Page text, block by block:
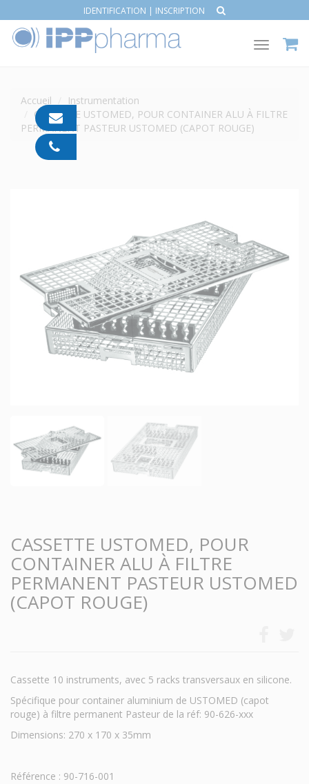
IDENTIFICATION | INSCRIPTION
Toggle
Accueil
Instrumentation
CASSETTE USTOMED, POUR CONTAINER ALU À FILTRE
PERMANENT PASTEUR USTOMED (CAPOT ROUGE)
CASSETTE USTOMED, POUR
CONTAINER ALU À FILTRE
PERMANENT PASTEUR USTOMED
(CAPOT ROUGE)
Cassette 10 instruments, avec 5 racks transversaux en silicone.
Spécifique pour container aluminium de USTOMED (capot
rouge) à filtre permanent Pasteur de la réf: 90-626-xxx
Dimensions: 270 x 170 x 35mm
Référence : 90-716-001
contact@ipp-
pharma.com
91